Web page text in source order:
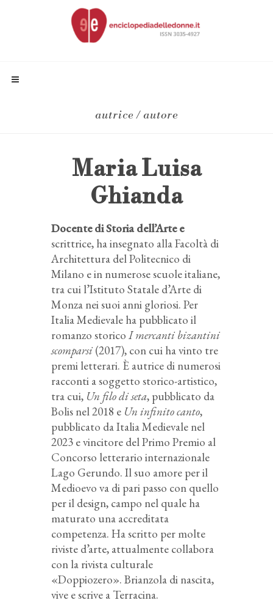
autrice / autore
Maria Luisa
Ghianda
Docente di Storia dell’Arte e
scrittrice, ha insegnato alla Facoltà di
Architettura del Politecnico di
Milano e in numerose scuole italiane,
tra cui l’Istituto Statale d’Arte di
Monza nei suoi anni gloriosi. Per
Italia Medievale ha pubblicato il
romanzo storico I mercanti bizantini
scomparsi (2017), con cui ha vinto tre
premi letterari. È autrice di numerosi
racconti a soggetto storico-artistico,
tra cui, Un filo di seta, pubblicato da
Bolis nel 2018 e Un infinito canto,
pubblicato da Italia Medievale nel
2023 e vincitore del Primo Premio al
Concorso letterario internazionale
Lago Gerundo. Il suo amore per il
Medioevo va di pari passo con quello
per il design, campo nel quale ha
maturato una accreditata
competenza. Ha scritto per molte
riviste d’arte, attualmente collabora
con la rivista culturale
«Doppiozero». Brianzola di nascita,
vive e scrive a Terracina.